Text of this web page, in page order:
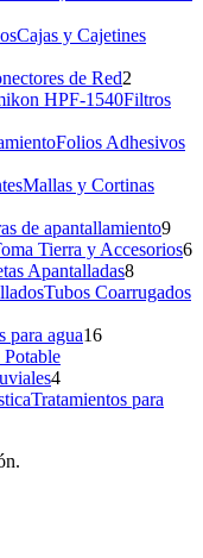
Cajas y Cajetines
de Red2
productos
Filtros
Folios Adhesivos
Mallas y Cortinas
de apantallamiento99
Tierra y Accesorios66
Apantalladas88
Tubos Coarrugados
para agua1616
44
productos
Tratamientos para